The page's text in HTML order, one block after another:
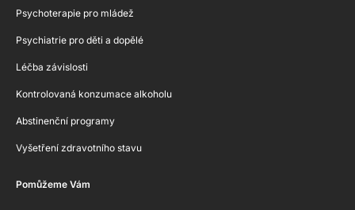
Psychoterapie pro mládež
Psychiatrie pro děti a dopělé
Léčba závislosti
Kontrolovaná konzumace alkoholu
Abstinenční programy
Vyšetření zdravotního stavu
Pomůžeme Vám